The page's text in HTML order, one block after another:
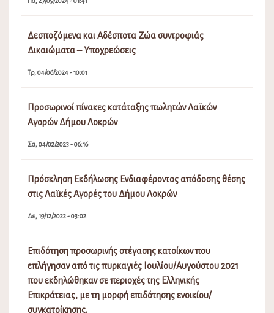
Δεσποζόμενα και Αδέσποτα Ζώα συντροφιάς
Δικαιώματα – Υποχρεώσεις
Τρ, 04/06/2024 - 10:01
Προσωρινοί πίνακες κατάταξης πωλητών Λαϊκών
Αγορών Δήμου Λοκρών
Σα, 04/02/2023 - 06:16
Πρόσκληση Εκδήλωσης Ενδιαφέροντος απόδοσης θέσης
στις Λαϊκές Αγορές του Δήμου Λοκρών
Δε, 19/12/2022 - 03:02
Επιδότηση προσωρινής στέγασης κατοίκων που
επλήγησαν από τις πυρκαγιές Ιουλίου/Αυγούστου 2021
που εκδηλώθηκαν σε περιοχές της Ελληνικής
Επικράτειας, με τη μορφή επιδότησης ενοικίου/
συγκατοίκησης.